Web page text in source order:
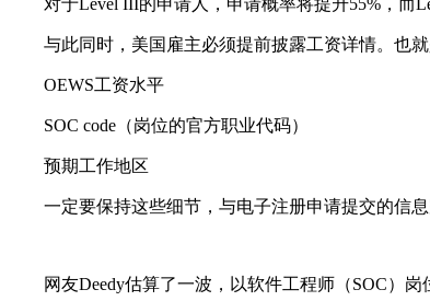
对于Level III的申请人，申请概率将提升55%，而
与此同时，美国雇主必须提前披露工资详情。也就
OEWS工资水平
SOC code（岗位的官方职业代码）
预期工作地区
一定要保持这些细节，与电子注册申请提交的信息
网友Deedy估算了一波，以软件工程师（SOC）岗